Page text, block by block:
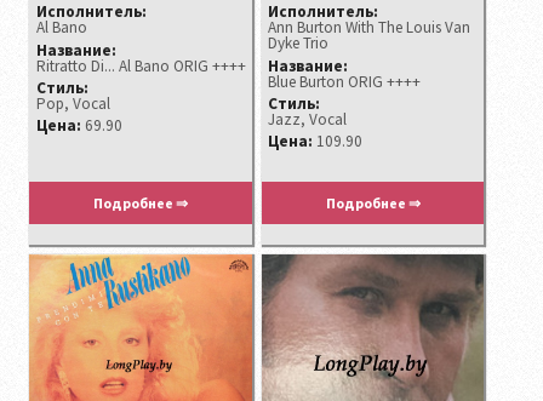
Исполнитель:
Al Bano
Название:
Ritratto Di... Al Bano ORIG ++++
Стиль:
Pop, Vocal
Цена: 69.90
Подробнее ⇒
Исполнитель:
Ann Burton With The Louis Van
Dyke Trio
Название:
Blue Burton ORIG ++++
Стиль:
Jazz, Vocal
Цена: 109.90
Подробнее ⇒